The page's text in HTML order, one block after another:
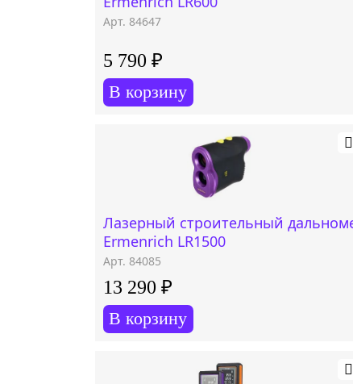
Арт. 84647
5 790 ₽
В корзину
Лазерный строительный
Ermenrich LR1500
Арт. 84085
13 290 ₽
В корзину